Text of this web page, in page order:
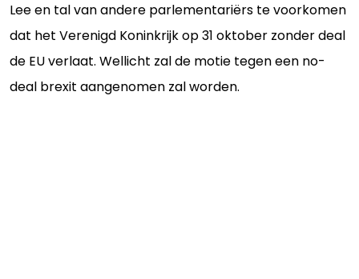
Lee en tal van andere parlementariërs te voorkomen
dat het Verenigd Koninkrijk op 31 oktober zonder deal
de EU verlaat. Wellicht zal de motie tegen een no-
deal brexit aangenomen zal worden.